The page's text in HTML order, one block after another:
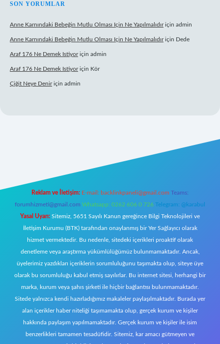
SON YORUMLAR
Anne Karnındaki Bebeğin Mutlu Olması Için Ne Yapılmalıdıriçin admin
Anne Karnındaki Bebeğin Mutlu Olması Için Ne Yapılmalıdıriçin Dede
Araf 176 Ne Demek Istiyoriçin admin
Araf 176 Ne Demek Istiyoriçin Kör
Çiğit Neye Deniriçin admin
Reklam ve İletişim: E-mail: backlinkpaneli@gmail.com Teams:
forumhizmeti@gmail.com Whatsapp: 0262 606 0 726 Telegram: @karabul
Yasal Uyarı: Sitemiz, 5651 Sayılı Kanun gereğince Bilgi Teknolojileri ve
İletişim Kurumu (BTK) tarafından onaylanmış bir Yer Sağlayıcı olarak
hizmet vermektedir. Bu nedenle, sitedeki içerikleri proaktif olarak
denetleme veya araştırma yükümlülüğümüz bulunmamaktadır. Ancak,
üyelerimiz yazdıkları içeriklerin sorumluluğunu taşımakta olup, siteye üye
olarak bu sorumluluğu kabul etmiş sayılırlar. Bu internet sitesi, herhangi bir
marka, kurum veya şahıs şirketi ile hiçbir bağlantısı bulunmamaktadır.
Sitede yalnızca kendi hazırladığımız makaleler paylaşılmaktadır. Burada yer
alan içerikler haber niteliği taşımamakta olup, gerçek kurum ve kişiler
hakkında paylaşım yapılmamaktadır. Gerçek kurum ve kişiler ile isim
benzerlikleri tamamen tesadüfidir. Sitemiz, kar amacı gütmeyen ve